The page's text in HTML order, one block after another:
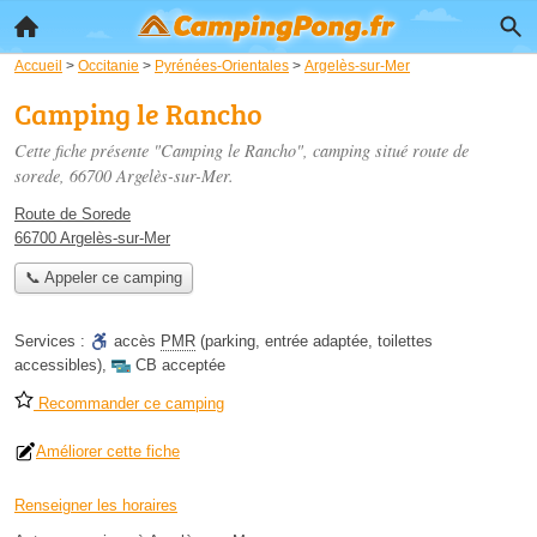
Accueil > Occitanie > Pyrénées-Orientales > Argelès-sur-Mer
Camping le Rancho
Cette fiche présente "Camping le Rancho", camping situé route de
sorede, 66700 Argelès-sur-Mer.
Route de Sorede
66700 Argelès-sur-Mer
📞 Appeler ce camping
Services : accès PMR (parking, entrée adaptée, toilettes
accessibles), CB acceptée
Recommander ce camping
Améliorer cette fiche
Renseigner les horaires